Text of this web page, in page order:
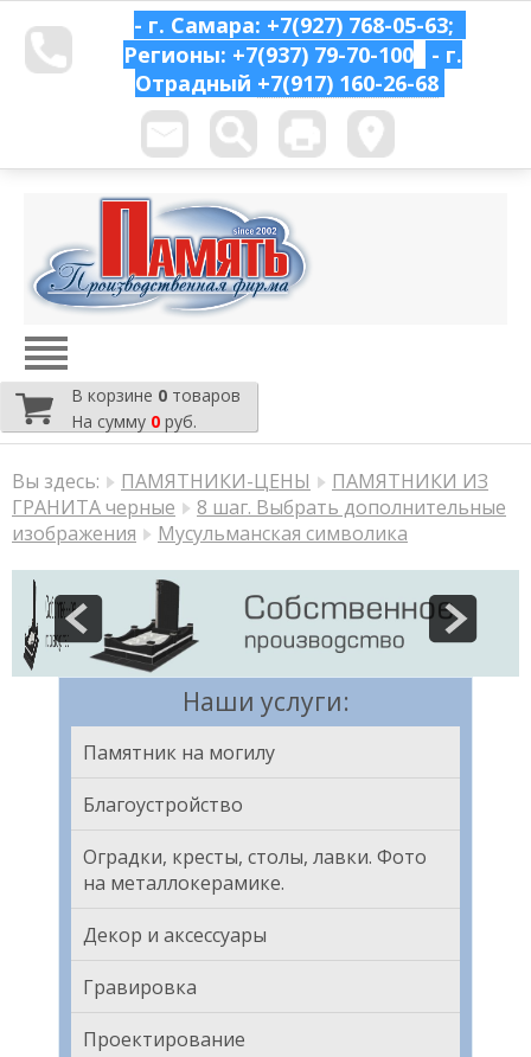
- г. Самара: +7(927) 768-05-63;
Регионы: +7(937) 79-70-100
- г.
Отрадный +7(917) 160-26-68
В корзине 0 товаров
На сумму 0 руб.
Вы здесь: ПАМЯТНИКИ-ЦЕНЫ
ПАМЯТНИКИ ИЗ
ГРАНИТА черные
8 шаг. Выбрать дополнительные
изображения
Мусульманская символика
Наши услуги:
Памятник на могилу
Благоустройство
Оградки, кресты, столы, лавки. Фото
на металлокерамике.
Декор и аксессуары
Гравировка
Проектирование